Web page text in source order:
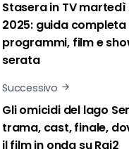
Stasera in TV
2025: guida completa
programmi, film e
serata
Successivo
Gli omicidi del lago
trama, cast, finale,
il film in onda su Rai2